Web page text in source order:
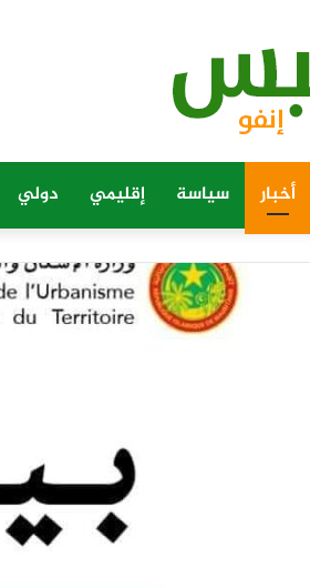
أخبار سياسة إقليمي دولي